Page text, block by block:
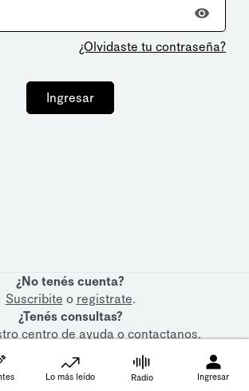
¿Olvidaste tu contraseña?
Ingresar
¿No tenés cuenta?
Suscribite o registrate.
¿Tenés consultas?
centro de ayudaocontactanos.
Lo más leído Radio Ingresar